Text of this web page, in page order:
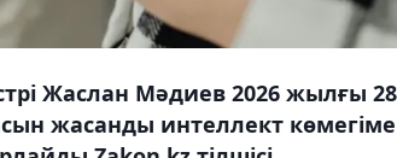
Жаслан Мәдиев 2026 жылғы 28
жасанды интеллект